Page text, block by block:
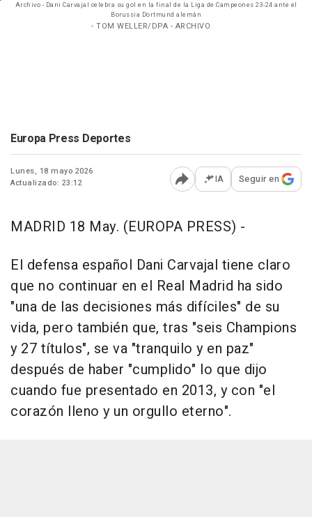
Archivo - Dani Carvajal celebra su gol en la final de la Liga de Campeones 23-24 ante el
Borussia Dortmund alemán
- TOM WELLER/DPA - ARCHIVO
Europa Press Deportes
Lunes, 18 mayo 2026
Actualizado: 23:12
Abrir opciones para
IA Seguir en
MADRID 18 May. (EUROPA PRESS) -
El defensa español Dani Carvajal tiene claro
que no continuar en el Real Madrid ha sido
"una de las decisiones más difíciles" de su
vida, pero también que, tras "seis Champions
y 27 títulos", se va "tranquilo y en paz"
después de haber "cumplido" lo que dijo
cuando fue presentado en 2013, y con "el
corazón lleno y un orgullo eterno".